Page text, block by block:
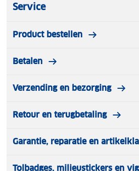
Service
Product bestellen
Betalen
Verzending en bezorging
Retour en terugbetaling
Garantie, reparatie en
Tolbadges, milieustickers en